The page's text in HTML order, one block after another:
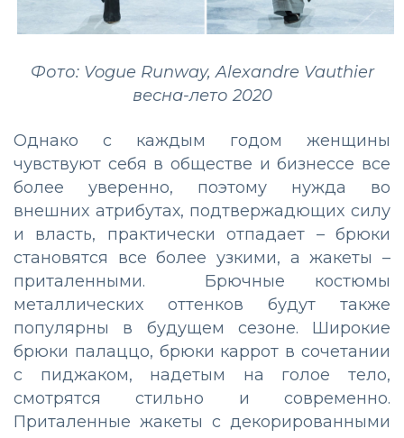
Фото: Vogue Runway, Alexandre Vauthier
весна-лето 2020
Однако с каждым годом женщины
чувствуют себя в обществе и бизнессе все
более уверенно, поэтому нужда во
внешних атрибутах, подтвержадющих силу
и власть, практически отпадает – брюки
становятся все более узкими, а жакеты –
приталенными. Брючные костюмы
металлических оттенков будут также
популярны в будущем сезоне. Широкие
брюки палаццо, брюки каррот в сочетании
с пиджаком, надетым на голое тело,
смотрятся стильно и современно.
Приталенные жакеты с декорированными